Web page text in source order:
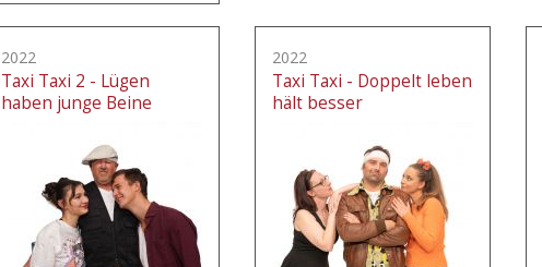
2022
Taxi Taxi 2 - Lügen
haben junge Beine
2022
Taxi Taxi - Doppelt leben
hält besser